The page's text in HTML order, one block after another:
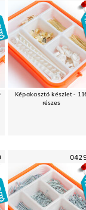
Képakasztó készlet -
részes